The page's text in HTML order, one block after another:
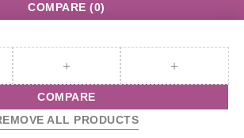
COMPARE (0)
COMPARE
ALL PRODUCTS